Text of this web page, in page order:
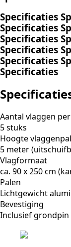
Specificaties
Specificaties
Specificaties
Specificaties
Specificaties
Specificaties
Aantal vlaggen
5 stuks
Hoogte
5 meter
Vlagformaat
ca. 90 x 250 cm
Palen
Lichtgewicht
Bevestiging
Inclusief grondpin